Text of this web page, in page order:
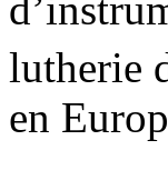
lutherie
en